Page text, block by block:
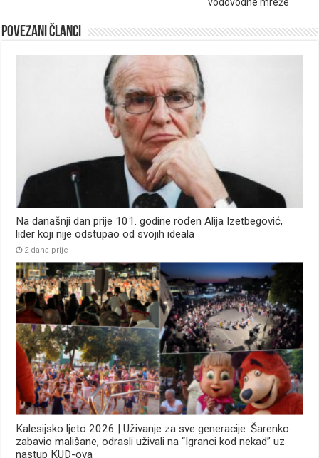
Povezani članci
Na današnji dan prije 101. godine rođen Alija Izetbegović,
lider koji nije odstupao od svojih ideala
2 dana prije
Kalesijsko ljeto 2026 | Uživanje za sve generacije: Šarenko
zabavio mališane, odrasli uživali na “Igranci kod nekad” uz
nastup KUD-ova